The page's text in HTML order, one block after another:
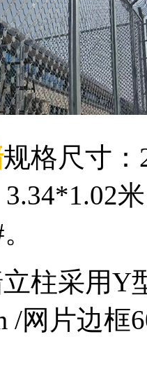
规格尺寸：
柱采用Y
/网片边